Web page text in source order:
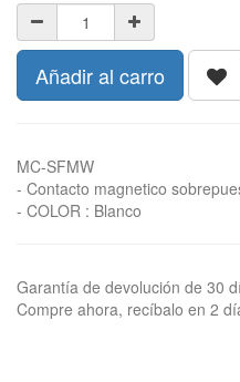
Añadir al carro
MC-SFMW
- Contacto magnetico
- COLOR : Blanco
Garantía de devolución de 30
Compre ahora, recíbalo en 2